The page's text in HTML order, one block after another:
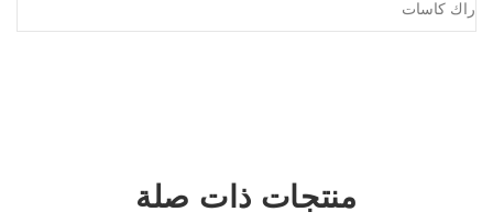
راك كاسات
منتجات ذات صلة